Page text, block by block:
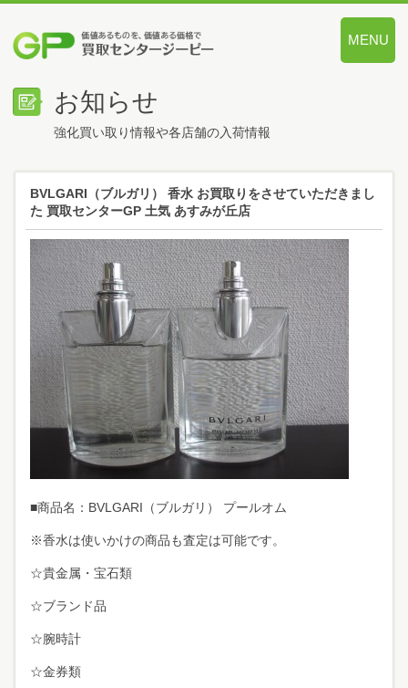
MENU
お知らせ
強化買い取り情報や各店舗の入荷情報
BVLGARI（ブルガリ） 香水 お買取りをさせていただきまし
た 買取センターGP 土気 あすみが丘店
■商品名：BVLGARI（ブルガリ） プールオム
※香水は使いかけの商品も査定は可能です。
☆貴金属・宝石類
☆ブランド品
☆腕時計
☆金券類